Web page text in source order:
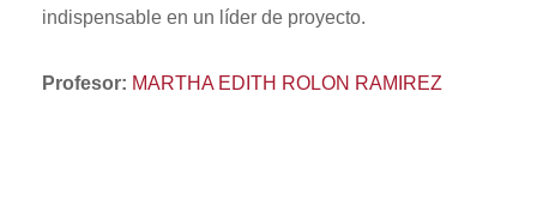
indispensable en un líder de proyecto.
Profesor: MARTHA EDITH ROLON RAMIREZ